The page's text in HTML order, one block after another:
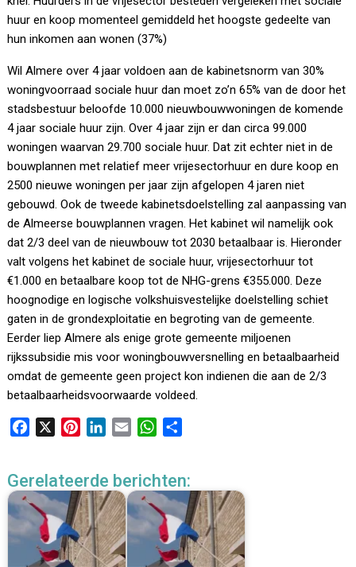
huur en koop momenteel gemiddeld het hoogste gedeelte van
hun inkomen aan wonen (37%)
Wil Almere over 4 jaar voldoen aan de kabinetsnorm van 30%
woningvoorraad sociale huur dan moet zo’n 65% van de door het
stadsbestuur beloofde 10.000 nieuwbouwwoningen de komende
4 jaar sociale huur zijn. Over 4 jaar zijn er dan circa 99.000
woningen waarvan 29.700 sociale huur. Dat zit echter niet in de
bouwplannen met relatief meer vrijesectorhuur en dure koop en
2500 nieuwe woningen per jaar zijn afgelopen 4 jaren niet
gebouwd. Ook de tweede kabinetsdoelstelling zal aanpassing van
de Almeerse bouwplannen vragen. Het kabinet wil namelijk ook
dat 2/3 deel van de nieuwbouw tot 2030 betaalbaar is. Hieronder
valt volgens het kabinet de sociale huur, vrijesectorhuur tot
€1.000 en betaalbare koop tot de NHG-grens €355.000. Deze
hoognodige en logische volkshuisvestelijke doelstelling schiet
gaten in de grondexploitatie en begroting van de gemeente.
Eerder liep Almere als enige grote gemeente miljoenen
rijkssubsidie mis voor woningbouwversnelling en betaalbaarheid
omdat de gemeente geen project kon indienen die aan de 2/3
betaalbaarheidsvoorwaarde voldeed.
e
b
o
o
k
t
e
r
e
s
k
e
d
I
n
i
l
W
t
s
A
p
p
e
n
Gerelateerde berichten: